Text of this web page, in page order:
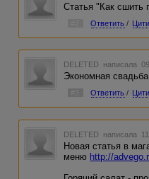
Статья "Как сшить
Ответить /
DELETED написала
Экономная свадьба
Ответить /
DELETED написала
Новая статья в
меню http://